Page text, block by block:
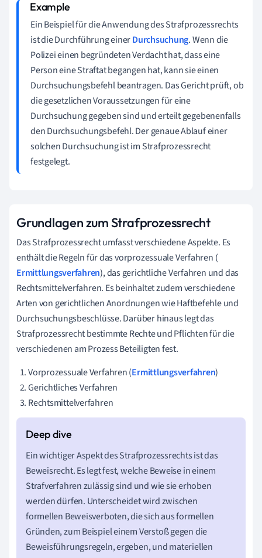
Ein Beispiel für die Anwendung des Strafprozessrechts
ist die Durchführung einerDurchsuchung. Wenn die
Polizei einen begründeten Verdacht hat, dass eine
Person eine Straftat begangen hat, kann sie einen
Durchsuchungsbefehl beantragen. Das Gericht prüft, ob
die gesetzlichen Voraussetzungen für eine
Durchsuchung gegeben sind und erteilt gegebenenfalls
den Durchsuchungsbefehl. Der genaue Ablauf einer
solchen Durchsuchung ist im Strafprozessrecht
festgelegt.
Grundlagen zum Strafprozessrecht
Das Strafprozessrecht umfasst verschiedene Aspekte. Es
enthält die Regeln für das vorprozessuale Verfahren (
Ermittlungsverfahren), das gerichtliche Verfahren und das
Rechtsmittelverfahren. Es beinhaltet zudem verschiedene
Arten von gerichtlichen Anordnungen wie Haftbefehle und
Durchsuchungsbeschlüsse. Darüber hinaus legt das
Strafprozessrecht bestimmte Rechte und Pflichten für die
verschiedenen am Prozess Beteiligten fest.
Vorprozessuale Verfahren (Ermittlungsverfahren)
Gerichtliches Verfahren
Rechtsmittelverfahren
Ein wichtiger Aspekt des Strafprozessrechts ist das
Beweisrecht. Es legt fest, welche Beweise in einem
Strafverfahren zulässig sind und wie sie erhoben
werden dürfen. Unterscheidet wird zwischen
formellen Beweisverboten, die sich aus formellen
Gründen, zum Beispiel einem Verstoß gegen die
Beweisführungsregeln, ergeben, und materiellen